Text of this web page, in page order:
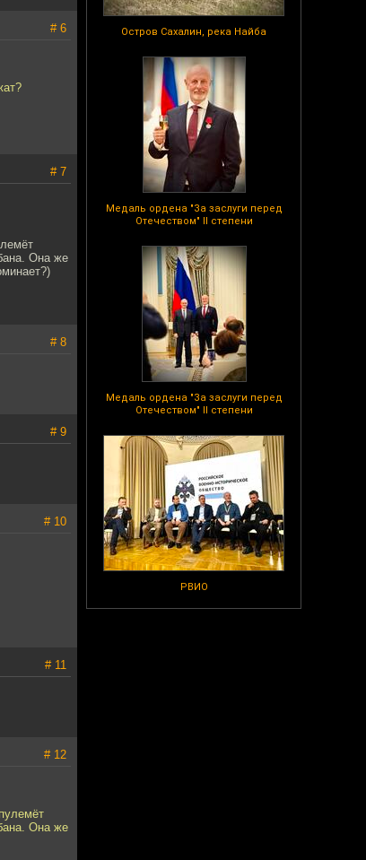
Остров Сахалин, река Найба
Медаль ордена "За заслуги перед
Отечеством" II степени
Медаль ордена "За заслуги перед
Отечеством" II степени
РВИО
# 6
# 7
Она же
# 8
# 9
# 10
# 11
# 12
Она же